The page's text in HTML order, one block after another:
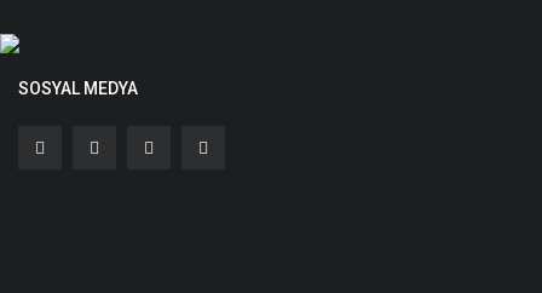
SOSYAL MEDYA